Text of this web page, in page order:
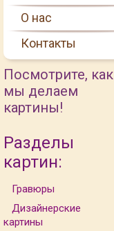
О нас
Контакты
Посмотрите, как
мы делаем
картины!
Разделы
картин:
Гравюры
Дизайнерские
картины